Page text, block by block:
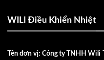
WILI Điều Khiển Nhiệt
Tên đơn vị: Công ty TNHH Wili